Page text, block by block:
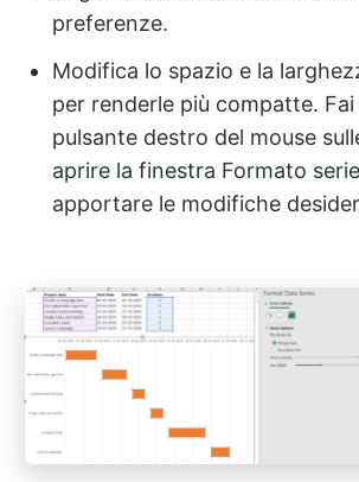
preferenze.
Modifica lo spazio e la
per renderle più compatte.
pulsante destro del mouse
aprire la finestra Formato
apportare le modifiche